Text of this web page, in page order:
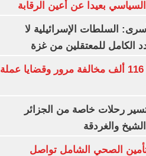
بعيدا عن أعين الرقابة
السلطات الإسرائيلية لا
الكامل للمعتقلين من غزة
الداخلية تضبط 116 ألف مخالفة مرور وقضايا عملة
رحلات خاصة من الجزائر
والغردقة
الصحي الشامل تواصل